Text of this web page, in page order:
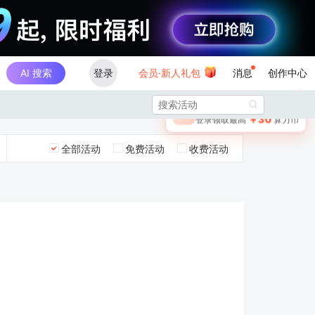
AI 搜索 登录 会员·新人礼包 消息 创作中心
🎁 未登录
登录领取最高￥30算力币

全部活动 免费活动 收费活动